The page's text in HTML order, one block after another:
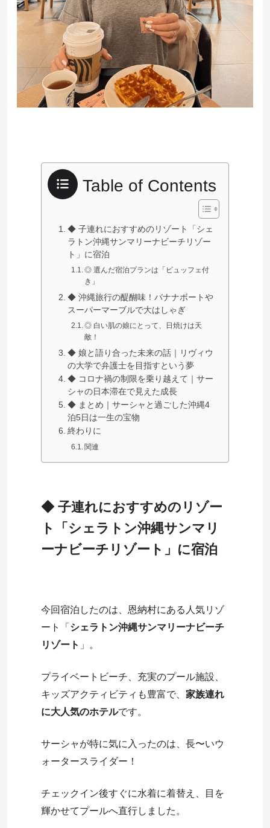
Table of Contents
◆ 子連れにおすすめのリゾート「シェ
ラトン沖縄サンマリーナビーチリゾー
ト」に宿泊
◎ 選んだ宿泊プランは「ビュッフェ付
き」
◆ 沖縄旅行の醍醐味！バナナボートや
スーパーマーブルで大はしゃぎ
◎ 白い肌の娘にとって、日焼けは天
敵！
◆ 娘と語り合った未来の話｜リヴィウ
の大学で弁護士を目指すという夢
◆ コロナ禍の制限を乗り越えて｜サー
シャの日本滞在で見えた成長
◆ まとめ｜サーシャと過ごした沖縄4
泊5日は一生の宝物
終わりに
関連
◆ 子連れにおすすめのリゾー
ト「シェラトン沖縄サンマリ
ーナビーチリゾート」に宿泊
今回宿泊したのは、恩納村にある人気リゾ
ート「 シェラトン沖縄サンマリーナビーチ
リゾート 」。
プライベートビーチ、充実のプール施設、
キッズアクティビティも豊富で、 家族連れ
に大人気のホテルです。
サーシャが特に気に入ったのは、長〜いウ
ォータースライダー！
チェックイン後すぐに水着に着替え、目を
輝かせてプールへ直行しました。